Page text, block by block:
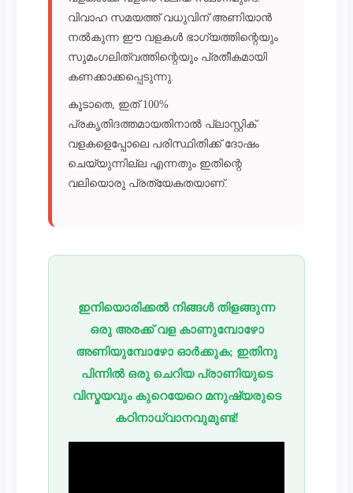
വിവാഹ സമയത്ത് വധുവിന് അണിയാൻ
നൽകുന്ന ഈ വളകൾ ഭാഗ്യത്തിന്റെയും
സുമംഗലിത്വത്തിന്റെയും പ്രതീകമായി
കണക്കാക്കപ്പെടുന്നു.
കൂടാതെ, ഇത് 100%
പ്രകൃതിദത്തമായതിനാൽ പ്ലാസ്റ്റിക്
വളകളെപ്പോലെ പരിസ്ഥിതിക്ക് ദോഷം
ചെയ്യുന്നില്ല എന്നതും ഇതിന്റെ
വലിയൊരു പ്രത്യേകതയാണ്.
ഇനിയൊരിക്കൽ നിങ്ങൾ തിളങ്ങുന്ന
ഒരു അരക്ക് വള കാണുമ്പോഴോ
അണിയുമ്പോഴോ ഓർക്കുക; ഇതിനു
പിന്നിൽ ഒരു ചെറിയ പ്രാണിയുടെ
വിസ്മയവും കുറെയേറെ മനുഷ്യരുടെ
കഠിനാധ്വാനവുമുണ്ട്!